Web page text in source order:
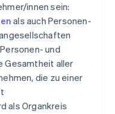
innen sein:
als auch Personen-
und
Gesamtheit aller
die zu einer
als Organkreis